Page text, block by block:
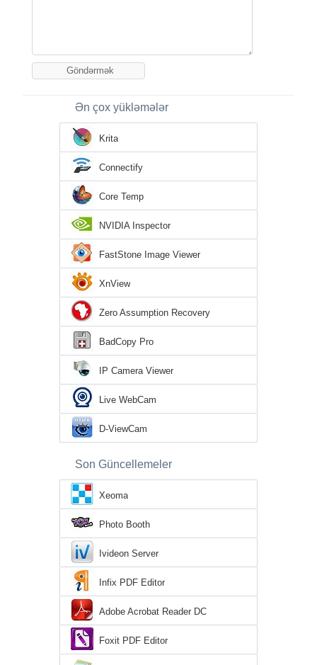
Ən çox yükləmələr
Krita
Connectify
Core Temp
NVIDIA Inspector
FastStone Image Viewer
XnView
Zero Assumption Recovery
BadCopy Pro
IP Camera Viewer
Live WebCam
D-ViewCam
Son Güncellemeler
Xeoma
Photo Booth
Ivideon Server
Infix PDF Editor
Adobe Acrobat Reader DC
Foxit PDF Editor